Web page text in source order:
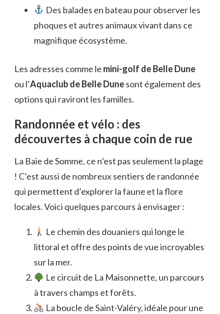
Des balades en bateau pour observer les
phoques et autres animaux vivant dans ce
magnifique écosystème.
Les adresses comme le mini-golf de Belle Dune
ou l’Aquaclub de Belle Dunesont également des
options qui raviront les familles.
Randonnée et vélo : des
découvertes à chaque coin de rue
La Baie de Somme, ce n’est pas seulement la plage
! C’est aussi de nombreux sentiers de randonnée
qui permettent d’explorer la faune et la flore
locales. Voici quelques parcours à envisager :
Le chemin des douaniers qui longe le
littoral et offre des points de vue incroyables
sur la mer.
Le circuit de La Maisonnette, un parcours
à travers champs et forêts.
La boucle de Saint-Valéry, idéale pour une